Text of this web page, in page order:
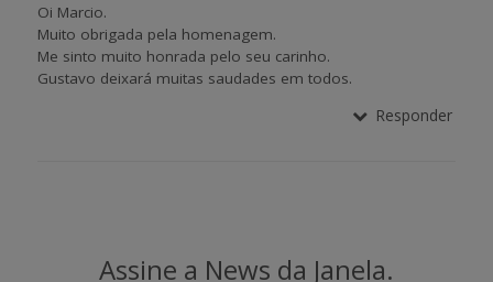
Oi Marcio.
Muito obrigada pela homenagem.
Me sinto muito honrada pelo seu carinho.
Gustavo deixará muitas saudades em todos.
Responder
Assine a News da Janela.